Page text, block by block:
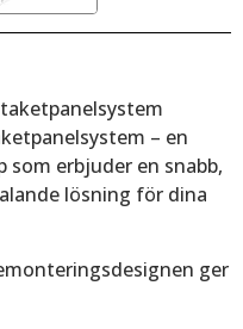
– en
erbjuder en snabb,
lösning för dina
ger